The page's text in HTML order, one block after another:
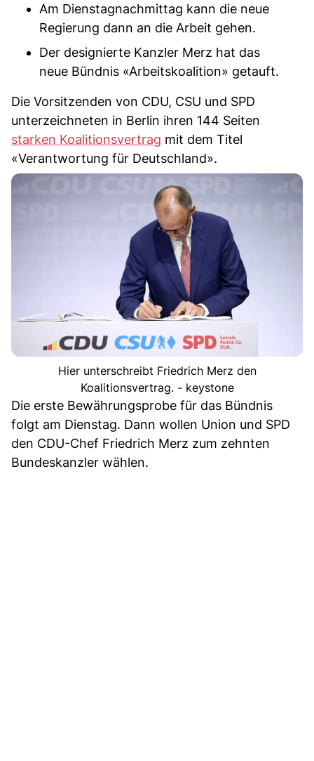
Am Dienstagnachmittag kann die neue
Regierung dann an die Arbeit gehen.
Der designierte Kanzler Merz hat das
neue Bündnis «Arbeitskoalition» getauft.
Die Vorsitzenden von CDU, CSU und SPD
unterzeichneten in Berlin ihren 144 Seiten
starken Koalitionsvertrag mit dem Titel
«Verantwortung für Deutschland».
Hier unterschreibt Friedrich Merz den
Koalitionsvertrag. - keystone
Die erste Bewährungsprobe für das Bündnis
folgt am Dienstag. Dann wollen Union und SPD
den CDU-Chef Friedrich Merz zum zehnten
Bundeskanzler wählen.